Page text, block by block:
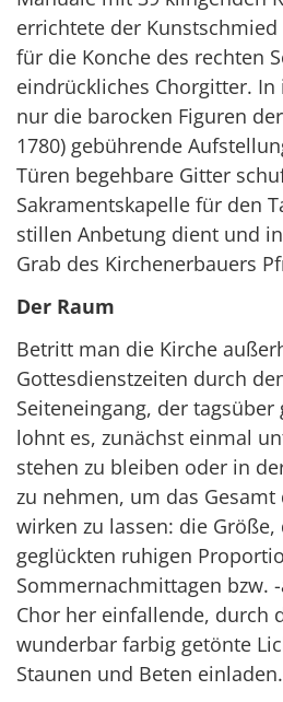
errichtete der
für die Konche des rechten
eindrückliches Chorgitter.
nur die barocken Figuren
1780) gebührende
Türen begehbare Gitter
Sakramentskapelle für den
stillen Anbetung dient und
Grab des Kirchenerbauers
Der Raum
Betritt man die Kirche
Gottesdienstzeiten durch
Seiteneingang, der
lohnt es, zunächst einmal
stehen zu bleiben oder in
zu nehmen, um das Gesamt
wirken zu lassen: die
geglückten ruhigen
Sommernachmittagen bzw.
Chor her einfallende, durch
wunderbar farbig getönte
Staunen und Beten einladen.